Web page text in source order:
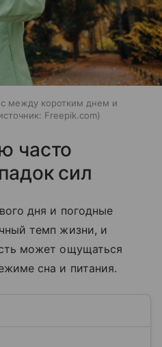
между коротким днем и
Freepik.com
часто
сил
дня и погодные
темп жизни, и
может ощущаться
сна и питания.